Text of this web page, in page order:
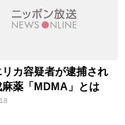
カ容疑者が逮捕され
麻薬「MDMA」とは